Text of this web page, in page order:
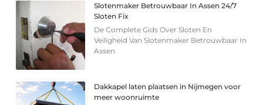
Slotenmaker Betrouwbaar In Assen 24/7
Sloten Fix
De Complete Gids Over Sloten En
Veiligheid Van Slotenmaker Betrouwbaar In
Assen
Dakkapel laten plaatsen in Nijmegen voor
meer woonruimte